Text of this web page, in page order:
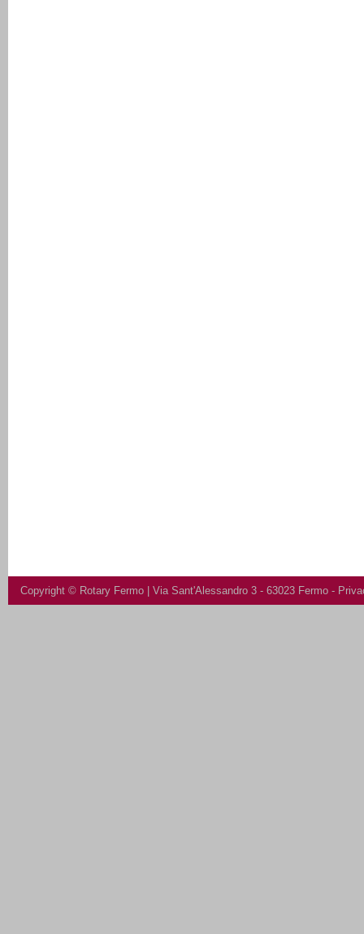
Copyright © Rotary Fermo | Via Sant'Alessandro 3 - 63023 Fermo -